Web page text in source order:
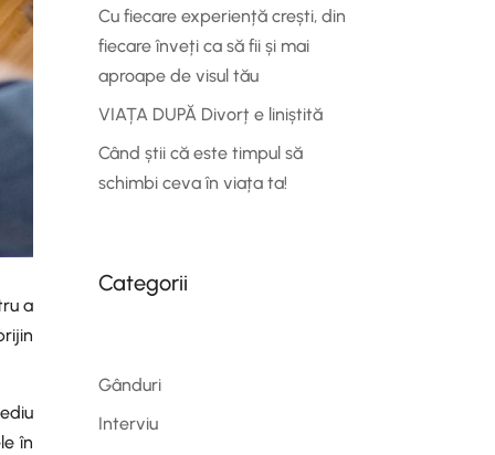
a
în
Cu fiecare experiență crești, din
fiecare înveți ca să fii și mai
aproape de visul tău
VIAȚA DUPĂ Divorț e liniștită
Când știi că este timpul să
schimbi ceva în viața ta!
Categorii
Gânduri
Interviu